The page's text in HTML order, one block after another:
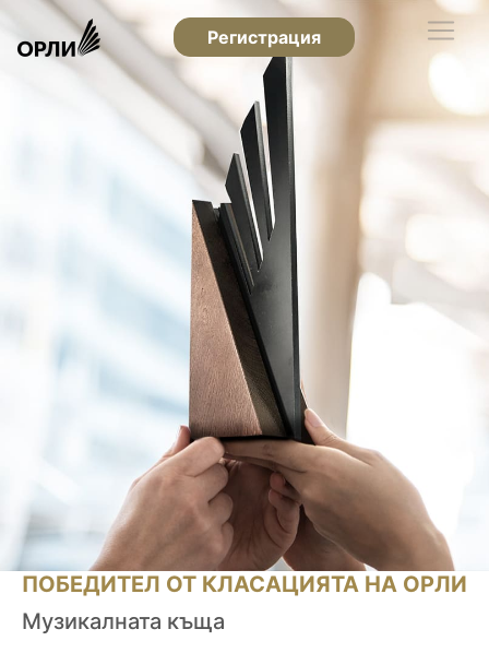
Регистрация
ПОБЕДИТЕЛ ОТ КЛАСАЦИЯТА НА ОРЛИ
Музикалната къща